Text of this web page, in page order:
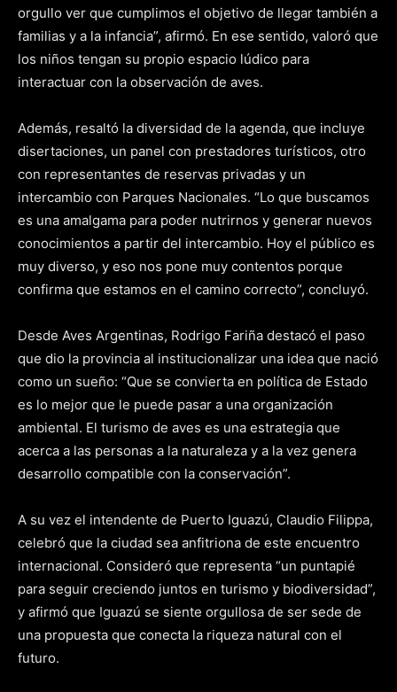
orgullo ver que cumplimos el objetivo de llegar también a
familias y a la infancia”, afirmó. En ese sentido, valoró que
los niños tengan su propio espacio lúdico para
interactuar con la observación de aves.
Además, resaltó la diversidad de la agenda, que incluye
disertaciones, un panel con prestadores turísticos, otro
con representantes de reservas privadas y un
intercambio con Parques Nacionales. “Lo que buscamos
es una amalgama para poder nutrirnos y generar nuevos
conocimientos a partir del intercambio. Hoy el público es
muy diverso, y eso nos pone muy contentos porque
confirma que estamos en el camino correcto”, concluyó.
Desde Aves Argentinas, Rodrigo Fariña destacó el paso
que dio la provincia al institucionalizar una idea que nació
como un sueño: “Que se convierta en política de Estado
es lo mejor que le puede pasar a una organización
ambiental. El turismo de aves es una estrategia que
acerca a las personas a la naturaleza y a la vez genera
desarrollo compatible con la conservación”.
A su vez el intendente de Puerto Iguazú, Claudio Filippa,
celebró que la ciudad sea anfitriona de este encuentro
internacional. Consideró que representa “un puntapié
para seguir creciendo juntos en turismo y biodiversidad”,
y afirmó que Iguazú se siente orgullosa de ser sede de
una propuesta que conecta la riqueza natural con el
futuro.